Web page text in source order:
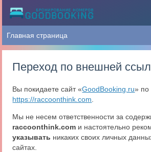
Переход по внешней
Вы покидаете сайт «GoodBooking.ru» по
https://raccoonthink.com
Мы не несем ответственности за
raccoonthink.com и настоятельно
указывать никаких своих личных
сайтах.